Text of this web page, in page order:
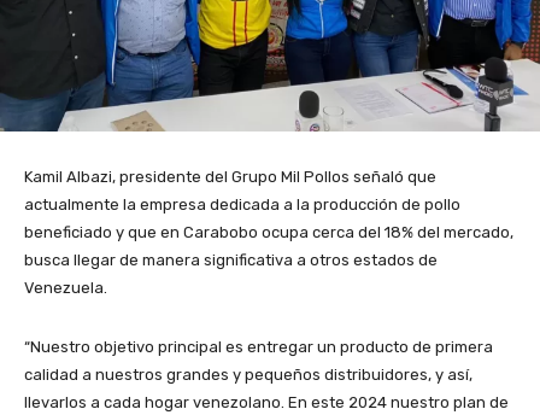
Kamil Albazi, presidente del Grupo Mil Pollos señaló que
actualmente la empresa dedicada a la producción de pollo
beneficiado y que en Carabobo ocupa cerca del 18% del mercado,
busca llegar de manera significativa a otros estados de
Venezuela.
“Nuestro objetivo principal es entregar un producto de primera
calidad a nuestros grandes y pequeños distribuidores, y así,
llevarlos a cada hogar venezolano. En este 2024 nuestro plan de